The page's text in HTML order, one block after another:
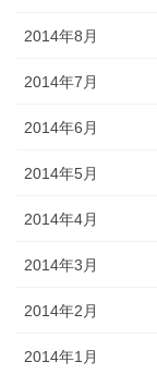
2014年8月
2014年7月
2014年6月
2014年5月
2014年4月
2014年3月
2014年2月
2014年1月